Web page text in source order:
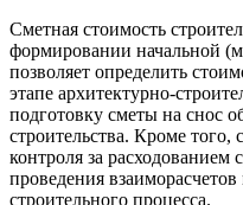
Сметная стоимость
формировании начальной
позволяет определить
этапе архитектурно-
подготовку сметы на снос
строительства. Кроме
контроля за расходованием
проведения
строительного процесса.